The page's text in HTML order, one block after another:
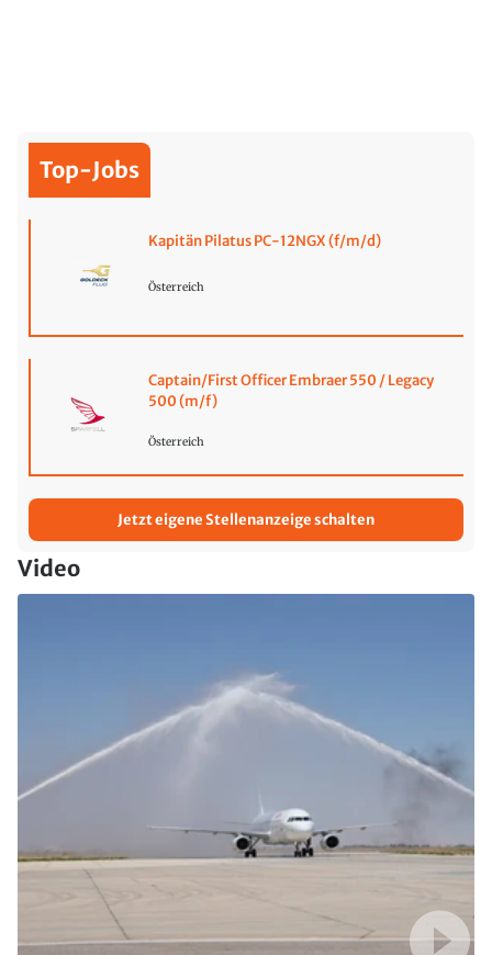
Top-Jobs
Kapitän Pilatus PC-12NGX (f/m/d)
Österreich
Captain/First Officer Embraer 550 / Legacy
500 (m/f)
Österreich
Jetzt eigene Stellenanzeige schalten
Video